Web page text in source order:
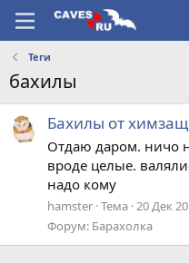
Теги
бахилы
Бахилы от
Отдаю даром. ничо
вроде целые.
надо кому
hamster Тема 20 Дек
Форум: Барахолка